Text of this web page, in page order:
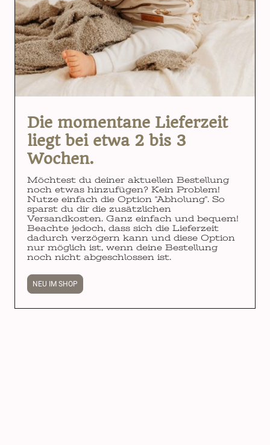
Die momentane Lieferzeit
liegt bei etwa 2 bis 3
Wochen.
Möchtest du deiner aktuellen Bestellung
noch etwas hinzufügen? Kein Problem!
Nutze einfach die Option "Abholung". So
sparst du dir die zusätzlichen
Versandkosten. Ganz einfach und bequem!
Beachte jedoch, dass sich die Lieferzeit
dadurch verzögern kann und diese Option
nur möglich ist, wenn deine Bestellung
noch nicht abgeschlossen ist.
NEU IM SHOP